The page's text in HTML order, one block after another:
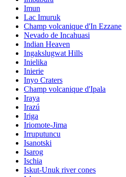
Imun
Lac Imuruk
Champ volcanique d'In Ezzane
Nevado de Incahuasi
Indian Heaven
Ingakslugwat Hills
Inielika
Inierie
Inyo Craters
Champ volcanique d'Ipala
Iraya
Irazú
Iriga
Iriomote-Jima
Irruputuncu
Isanotski
Isarog
Ischia
Iskut-Unuk river cones